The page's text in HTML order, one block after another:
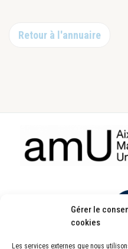
Gérer le
cookies
Les services externes que nous
Retour à l'annuaire